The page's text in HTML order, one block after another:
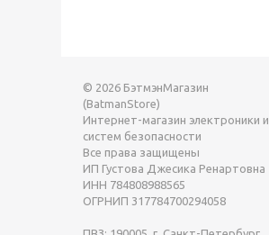
© 2026 БэтмэнМагазин
(BatmanStore)
Интернет-магазин электроники и
систем безопасности
Все права защищены
ИП Густова Джесика Ренартовна
ИНН 784808988565
ОГРНИП 317784700294058